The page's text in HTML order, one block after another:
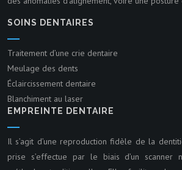
SOINS DENTAIRES
Traitement d’une crie dentaire
Meulage des dents
Éclaircissement dentaire
Blanchiment au laser
EMPREINTE DENTAIRE
Il s’agit d’une reproduction fidèle de la
prise s’effectue par le biais d’un scanner